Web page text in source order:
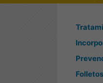
Folletos